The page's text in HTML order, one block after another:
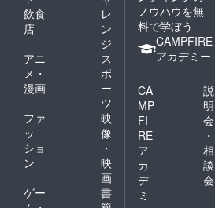
飲食
店
レ
ン
ジ
アニ
メ・
漫画
ス
ポ
ー
ツ
ファ
ッ
ショ
ン
映
像
・
映
画
ゲー
書
ノウハウを無
料で学ぼう
CAMPFIRE
アカデミー
CA
MP
FI
RE
ア
カ
デ
ミ
説
明
会
・
相
談
会